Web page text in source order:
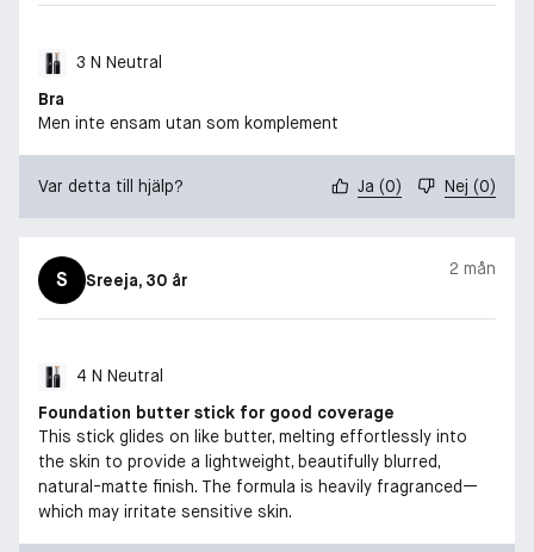
3 N Neutral
Bra
Men inte ensam utan som komplement
Var detta till hjälp? Ja (0) Nej (0)
S Sreeja, 30 år
2 mån
4 N Neutral
Foundation butter stick for good coverage
This stick glides on like butter, melting effortlessly into
the skin to provide a lightweight, beautifully blurred,
natural-matte finish. The formula is heavily fragranced—
which may irritate sensitive skin.